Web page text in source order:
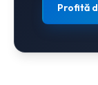
Profită